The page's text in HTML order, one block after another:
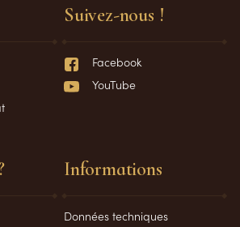
Informations
Données techniques
Suivez-nous !
Facebook
YouTube